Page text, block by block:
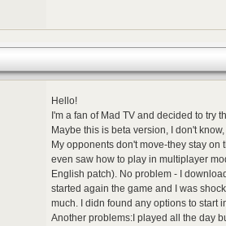
Hello!
I'm a fan of Mad TV and decided to try
Maybe this is beta version, I don't
My opponents don't move-they stay
even saw how to play in multiplayer
English patch). No problem - I
started again the game and I was
much. I didn found any options to start
Another problems:I played all the day